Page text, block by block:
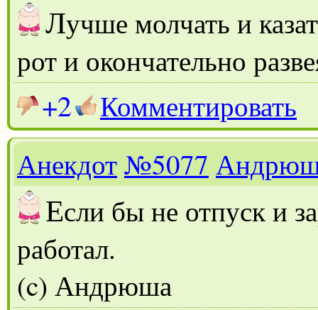
Лучше молчать и
рот и окончательно
+2
Комментировать
Анекдот№5077
Если бы не отпуск и
работал.
(c) Андрюша